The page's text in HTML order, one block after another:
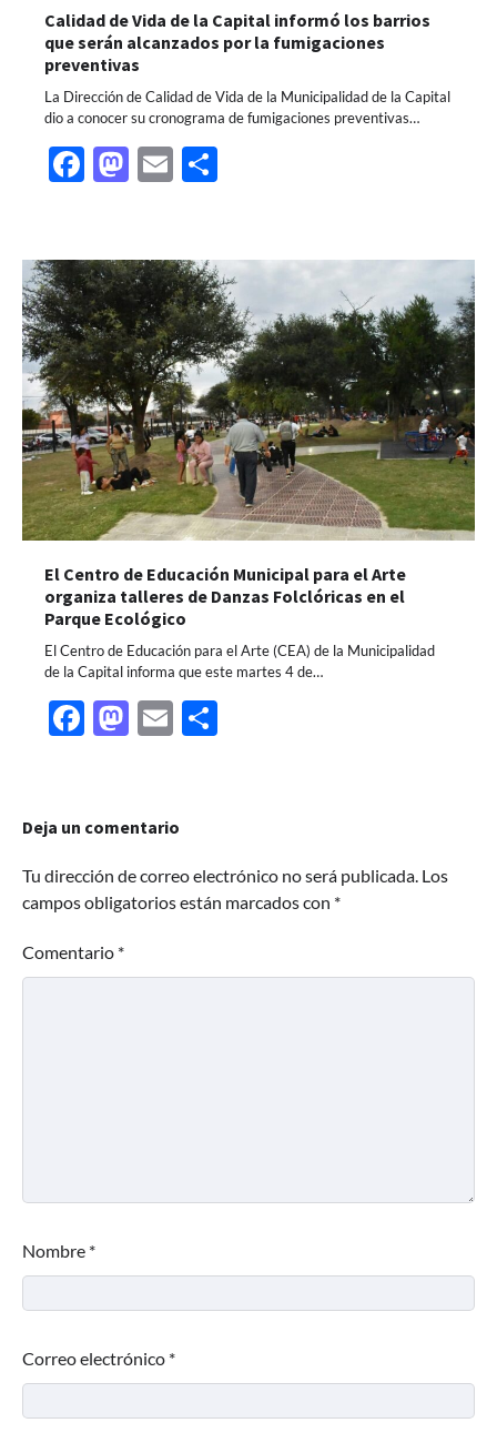
Calidad de Vida de la Capital informó los barrios
que serán alcanzados por la fumigaciones
preventivas
La Dirección de Calidad de Vida de la Municipalidad de la Capital
dio a conocer su cronograma de fumigaciones preventivas…
Facebook
Mastodon
Email
El Centro de Educación Municipal para el Arte
organiza talleres de Danzas Folclóricas en el
Parque Ecológico
El Centro de Educación para el Arte (CEA) de la Municipalidad
de la Capital informa que este martes 4 de…
Facebook
Mastodon
Email
Deja un comentario
Tu dirección de correo electrónico no será publicada. Los
campos obligatorios están marcados con *
Comentario *
Nombre *
Correo electrónico *